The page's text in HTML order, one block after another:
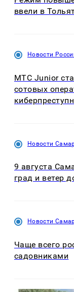
ввели в
Новости
МТС Junior
сотовых
Новости
9 августа
град и ветер
Новости
Чаще всего
садовниками